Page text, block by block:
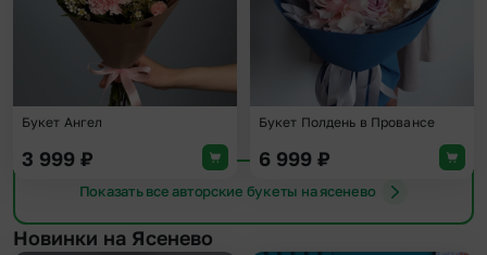
Букет Ангел
3 999 ₽
Букет Полдень в Провансе
6 999 ₽
Показать все авторские букеты на ясенево
Новинки на Ясенево